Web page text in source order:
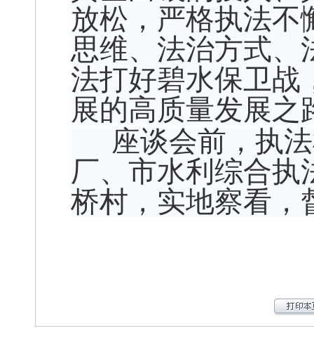
放松，严格执法不
思维、法治方式、
法打好碧水保卫战
展的高质量发展之
座谈会前，执
厂、市水利综合执
桥村，实地察看，